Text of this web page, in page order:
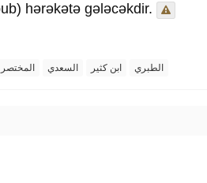
hərəkətə gələcəkdir.
المختصر السعدي ابن كثير الطبري